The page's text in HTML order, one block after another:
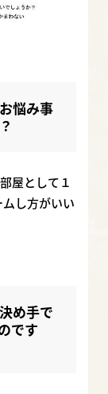
悩み事
屋として１
し方がいい
め手で
です